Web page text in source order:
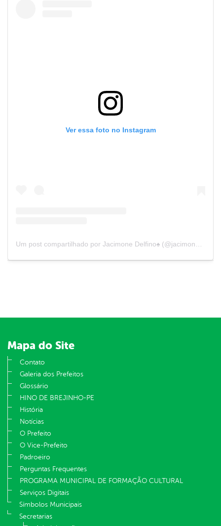
Ver essa foto no Instagram
Mapa do Site
Contato
Galeria dos Prefeitos
Glossário
HINO DE BREJINHO-PE
História
Notícias
O Prefeito
O Vice-Prefeito
Padroeiro
Perguntas Frequentes
PROGRAMA MUNICIPAL DE FORMAÇÃO CULTURAL
Serviços Digitais
Símbolos Municipais
Secretarias